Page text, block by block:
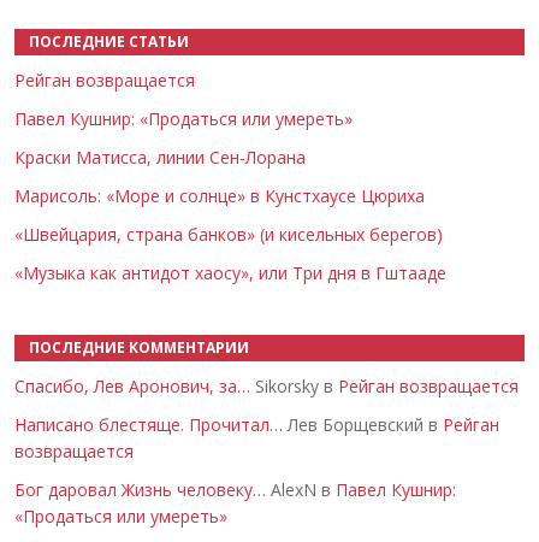
ПОСЛЕДНИЕ СТАТЬИ
Рейган возвращается
Павел Кушнир: «Продаться или умереть»
Краски Матисса, линии Сен-Лорана
Марисоль: «Море и солнце» в Кунстхаусе Цюриха
«Швейцария, страна банков» (и кисельных берегов)
«Музыка как антидот хаосу», или Три дня в Гштааде
ПОСЛЕДНИЕ КОММЕНТАРИИ
Спасибо, Лев Аронович, за… Sikorsky в Рейган возвращается
Написано блестяще. Прочитал… Лев Борщевский в Рейган
возвращается
Бог даровал Жизнь человеку… AlexN в Павел Кушнир:
«Продаться или умереть»